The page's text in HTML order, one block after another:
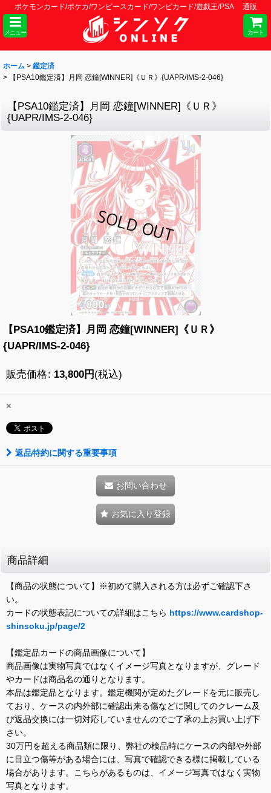
ポケモンカード/ポケカ/ワンピースカード/ワンピカード/遊戯王/PSA 通販
メニュー カート
ホーム > 鑑定済
>
【PSA10鑑定済】月岡 恋鐘[WINNER]《ＵＲ》{UAPR/IMS-2-046}
【PSA10鑑定済】月岡 恋鐘[WINNER]《ＵＲ》
{UAPR/IMS-2-046}
【PSA10鑑定済】月岡 恋鐘[WINNER]《ＵＲ》
{UAPR/IMS-2-046}
販売価格: 13,800円 (税込)
×
返品特約に関する重要事項
お問い合わせ
お気に入り登録
商品詳細
【商品の状態について】※初めて購入される方は必ずご確認下さ
い。
カードの状態表記についての詳細はこちら https://www.cardshop-
shinsoku.jp/page/2
【鑑定品カードの商品画像について】
商品画像は実物写真ではなくイメージ写真となりますが、グレード
やカードは商品名の通りとなります。
本品は鑑定品となります。鑑定機関が定めたグレードを元に販売し
ており、ケースの内外部に確認出来る傷などに関してのクレーム及
び返品交換には一切対応していませんのでご了承の上お買い上げ下
さい。
30万円を超える商品類に限り、弊社の検品時にケースの内部や外部
に目立つ傷等がある場合には、写真で確認できる様に掲載している
場合があります。こちらがあるものは、イメージ写真ではなく実物
写真となります。